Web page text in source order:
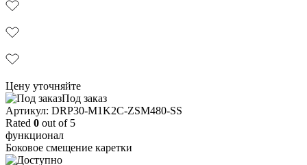
Цену уточняйте
Под заказ
Aртикул: DRP30-M1K2C-ZSM480-SS
Rated 0 out of 5
функционал
Боковое смещение каретки